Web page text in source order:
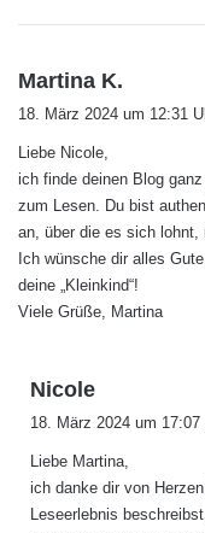
Martina K.
:
18. März 2024 um 12:31
Liebe Nicole,
ich finde deinen Blog
zum Lesen. Du bist
an, über die es sich lohnt,
Ich wünsche dir alles
deine „Kleinkind“!
Viele Grüße, Martina
Nicole
a
t
:
18. März 2024 um 17:07
Liebe Martina,
ich danke dir von
Leseerlebnis